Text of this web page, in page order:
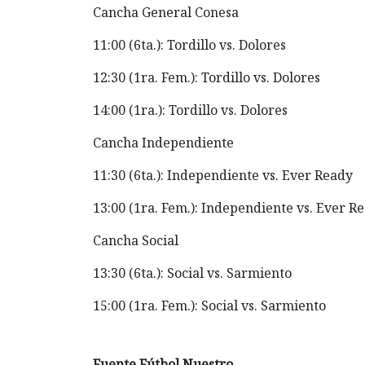
Cancha General Conesa
11:00 (6ta.): Tordillo vs. Dolores
12:30 (1ra. Fem.): Tordillo vs. Dolores
14:00 (1ra.): Tordillo vs. Dolores
Cancha Independiente
11:30 (6ta.): Independiente vs. Ever Ready
13:00 (1ra. Fem.): Independiente vs. Ever
Cancha Social
13:30 (6ta.): Social vs. Sarmiento
15:00 (1ra. Fem.): Social vs. Sarmiento